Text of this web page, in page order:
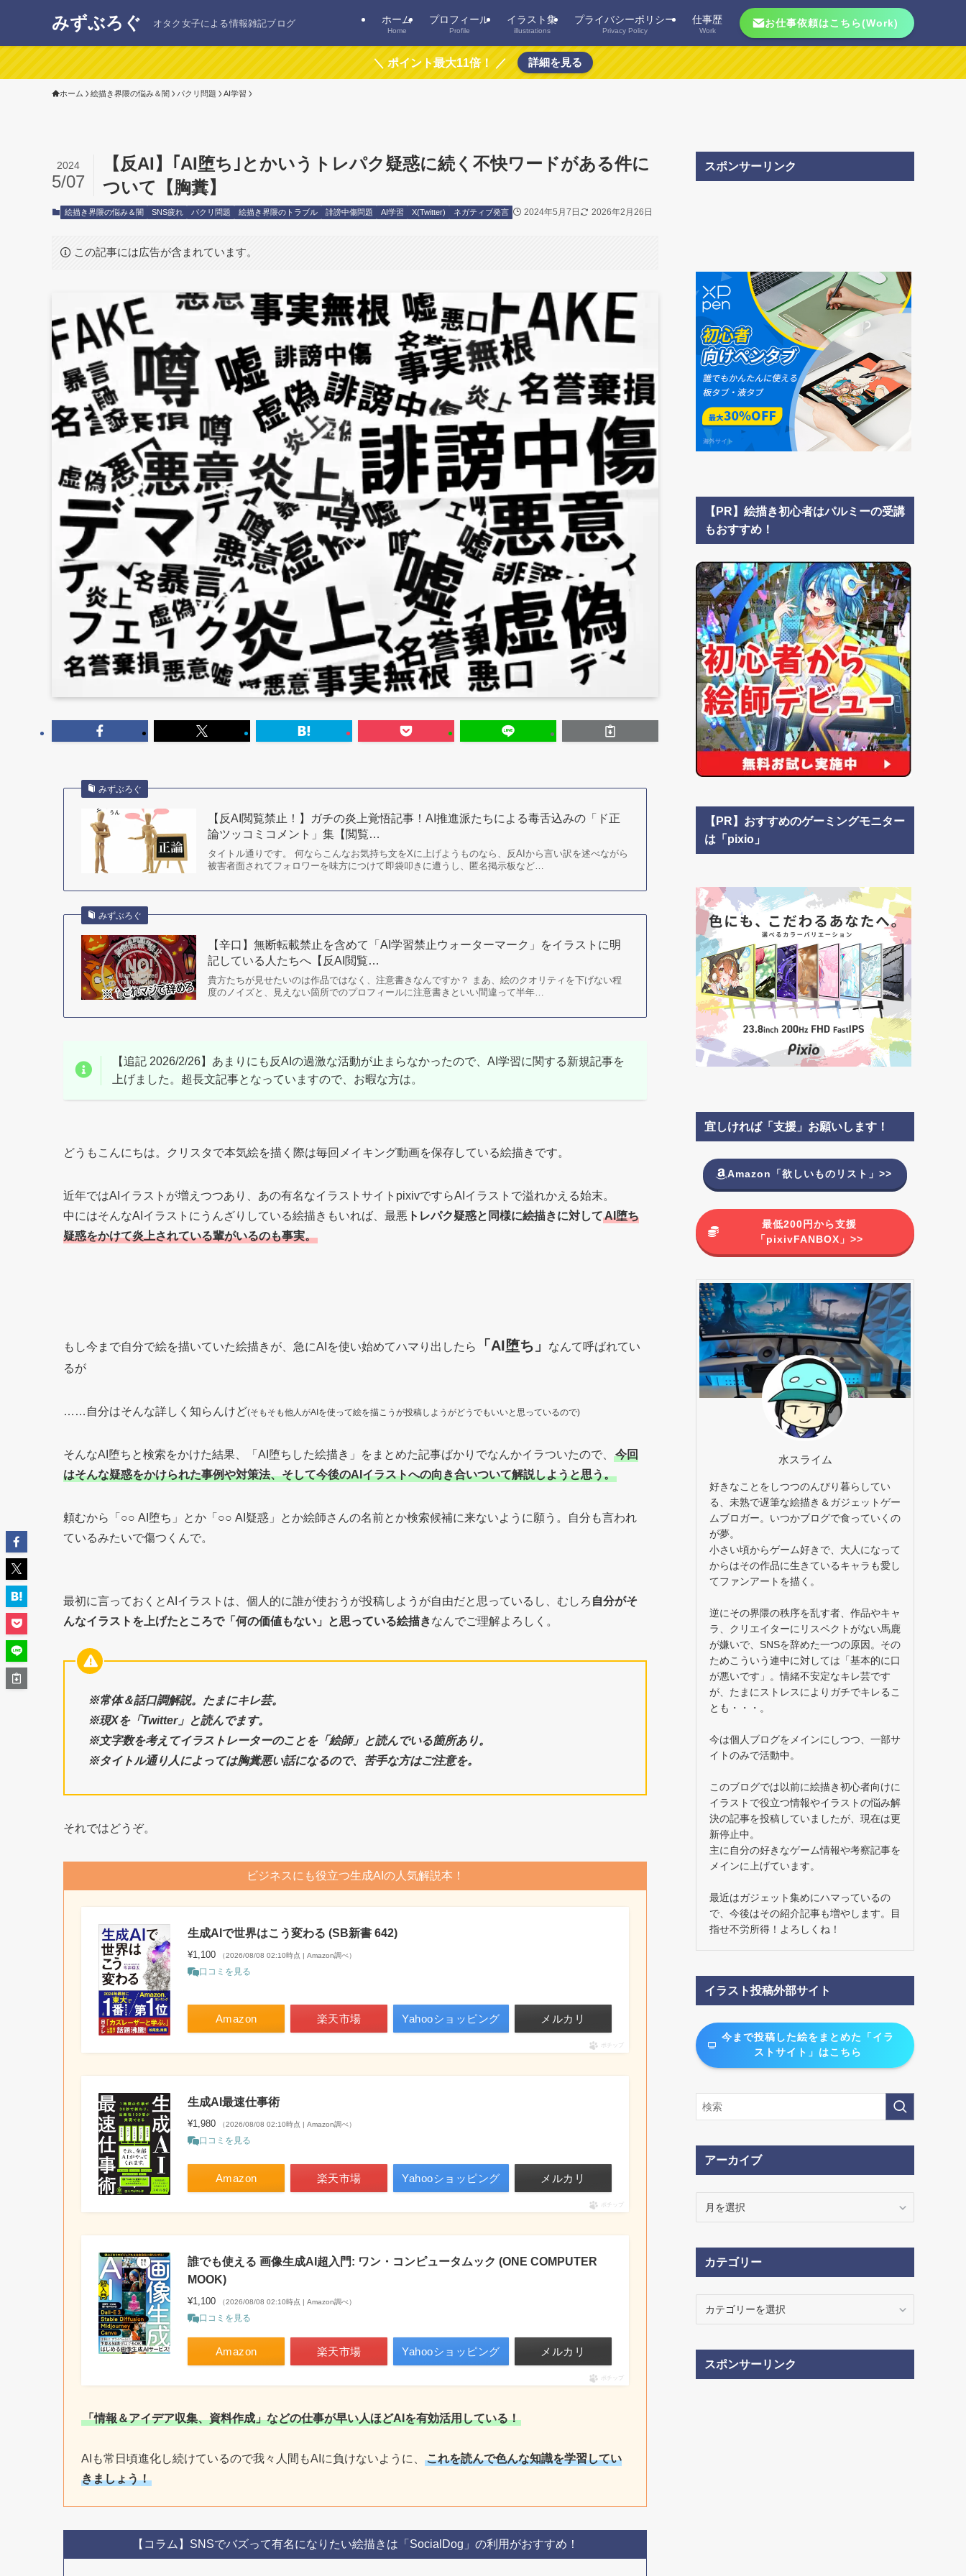
みずぶろぐ オタク女子による情報雑記ブログ ホーム
Home
プロフィール
Profile
イラスト集
illustrations
プライバシーポリシー
Privacy Policy
仕事歴
Work
お仕事依頼はこちら(Work)
＼ ポイント最大11倍！ ／ 詳細を見る
ホーム 絵描き界隈の悩み＆闇 パクリ問題 AI学習
【反AI】｢AI堕ち｣とかいうトレパク疑惑に続く不快ワードがある件に
ついて【胸糞】
2024
5/07
絵描き界隈の悩み＆闇 SNS疲れ パクリ問題 絵描き界隈のトラブル 誹謗中傷問題 AI学習 X(Twitter) ネガティブ発言 2024年5月7日 2026年2月26日
この記事には広告が含まれています。
みずぶろぐ
【反AI閲覧禁止！】ガチの炎上覚悟記事！AI推進派たちによる毒舌込みの「ド正
論ツッコミコメント」集【閲覧…
タイトル通りです。 何ならこんなお気持ち文をXに上げようものなら、反AIから言い訳を述べながら
被害者面されてフォロワーを味方につけて即袋叩きに遭うし、匿名掲示板など…
みずぶろぐ
【辛口】無断転載禁止を含めて「AI学習禁止ウォーターマーク」をイラストに明
記している人たちへ【反AI閲覧…
貴方たちが見せたいのは作品ではなく、注意書きなんですか？ まあ、絵のクオリティを下げない程
度のノイズと、見えない箇所でのプロフィールに注意書きといい間違って半年…
【追記 2026/2/26】あまりにも反AIの過激な活動が止まらなかったので、AI学習に関する新規記事を
上げました。超長文記事となっていますので、お暇な方は。
どうもこんにちは。クリスタで本気絵を描く際は毎回メイキング動画を保存している絵描きです。
近年ではAIイラストが増えつつあり、あの有名なイラストサイトpixivですらAIイラストで溢れかえる始末。
中にはそんなAIイラストにうんざりしている絵描きもいれば、最悪 トレパク疑惑と同様に絵描きに対してAI堕ち
疑惑をかけて炎上されている輩がいるのも事実。
もし今まで自分で絵を描いていた絵描きが、急にAIを使い始めてハマり出したら 「AI堕ち」
なんて呼ばれてい
るが
……自分はそんな詳しく知らんけど(そもそも他人がAIを使って絵を描こうが投稿しようがどうでもいいと思っているので)
そんなAI堕ちと検索をかけた結果、「AI堕ちした絵描き」をまとめた記事ばかりでなんかイラついたので、
今回
はそんな疑惑をかけられた事例や対策法、そして今後のAIイラストへの向き合いついて解説しようと思う。
頼むから「○○ AI堕ち」とか「○○ AI疑惑」とか絵師さんの名前とか検索候補に来ないように願う。自分も言われ
ているみたいで傷つくんで。
最初に言っておくとAIイラストは、個人的に誰が使おうが投稿しようが自由だと思っているし、むしろ 自分がそ
んなイラストを上げたところで「何の価値もない」と思っている絵描きなんでご理解よろしく。
※常体＆話口調解説。たまにキレ芸。
※現Xを「Twitter」と読んでます。
※文字数を考えてイラストレーターのことを「絵師」と読んでいる箇所あり。
※タイトル通り人によっては胸糞悪い話になるので、苦手な方はご注意を。
それではどうぞ。
ビジネスにも役立つ生成AIの人気解説本！
生成AIで世界はこう変わる (SB新書 642)
¥1,100 （2026/08/08 02:10時点 | Amazon調べ）
口コミを見る
Amazon 楽天市場 Yahooショッピング メルカリ
ポチップ
生成AI最速仕事術
¥1,980 （2026/08/08 02:10時点 | Amazon調べ）
口コミを見る
Amazon 楽天市場 Yahooショッピング メルカリ
ポチップ
誰でも使える 画像生成AI超入門: ワン・コンピュータムック (ONE COMPUTER
MOOK)
¥1,100 （2026/08/08 02:10時点 | Amazon調べ）
口コミを見る
Amazon 楽天市場 Yahooショッピング メルカリ
ポチップ
「情報＆アイデア収集、資料作成」などの仕事が早い人ほどAIを有効活用している！
AIも常日頃進化し続けているので我々人間もAIに負けないように、
これを読んで色んな知識を学習してい
きましょう！
【コラム】SNSでバズって有名になりたい絵描きは「SocialDog」の利用がおすすめ！
スポンサーリンク
【PR】絵描き初心者はパルミーの受講
もおすすめ！
【PR】おすすめのゲーミングモニター
は「pixio」
宜しければ「支援」お願いします！
Amazon「欲しいものリスト」>>
最低200円から支援
「pixivFANBOX」>>
水スライム
好きなことをしつつのんびり暮らしてい
る、未熟で遅筆な絵描き＆ガジェットゲー
ムブロガー。いつかブログで食っていくの
が夢。
小さい頃からゲーム好きで、大人になって
からはその作品に生きているキャラも愛し
てファンアートを描く。
逆にその界隈の秩序を乱す者、作品やキャ
ラ、クリエイターにリスペクトがない馬鹿
が嫌いで、SNSを辞めた一つの原因。その
ためこういう連中に対しては「基本的に口
が悪いです」。情緒不安定なキレ芸です
が、たまにストレスによりガチでキレるこ
とも・・・。
今は個人ブログをメインにしつつ、一部サ
イトのみで活動中。
このブログでは以前に絵描き初心者向けに
イラストで役立つ情報やイラストの悩み解
決の記事を投稿していましたが、現在は更
新停止中。
主に自分の好きなゲーム情報や考察記事を
メインに上げています。
最近はガジェット集めにハマっているの
で、今後はその紹介記事も増やします。目
指せ不労所得！よろしくね！
イラスト投稿外部サイト
今まで投稿した絵をまとめた「イラ
ストサイト」はこちら
アーカイブ
イ
カテゴリー
リ
スポンサーリンク